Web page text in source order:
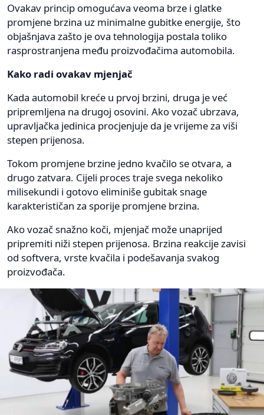
Ovakav princip omogućava veoma brze i glatke
promjene brzina uz minimalne gubitke energije, što
objašnjava zašto je ova tehnologija postala toliko
rasprostranjena među proizvođačima automobila.
Kako radi ovakav mjenjač
Kada automobil kreće u prvoj brzini, druga je već
pripremljena na drugoj osovini. Ako vozač ubrzava,
upravljačka jedinica procjenjuje da je vrijeme za viši
stepen prijenosa.
Tokom promjene brzine jedno kvačilo se otvara, a
drugo zatvara. Cijeli proces traje svega nekoliko
milisekundi i gotovo eliminiše gubitak snage
karakterističan za sporije promjene brzina.
Ako vozač snažno koči, mjenjač može unaprijed
pripremiti niži stepen prijenosa. Brzina reakcije zavisi
od softvera, vrste kvačila i podešavanja svakog
proizvođača.